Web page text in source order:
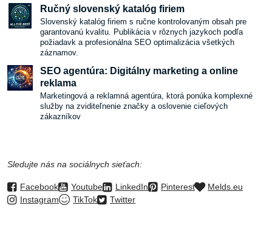
Ručný slovenský katalóg firiem
Slovenský katalóg firiem s ručne kontrolovaným obsah pre
garantovanú kvalitu. Publikácia v rôznych jazykoch podľa
požiadavk a profesionálna SEO optimalizácia všetkých
záznamov.
SEO agentúra: Digitálny marketing a online
reklama
Marketingová a reklamná agentúra, ktorá ponúka komplexné
služby na zviditeľnenie značky a oslovenie cieľových
zákazníkov
Sledujte nás na sociálnych sieťach:
Facebook Youtube LinkedIn Pinterest
Melds.eu
Instagram
TikTok Twitter